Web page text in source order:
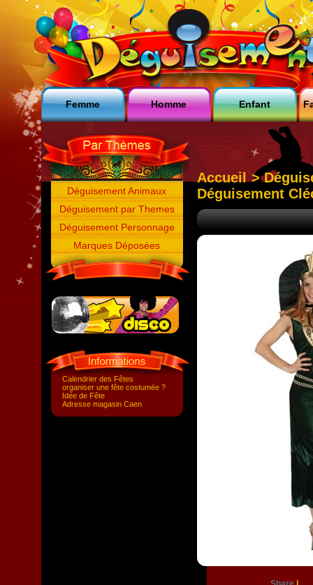
Femme Homme Enfant
Déguisement Animaux
Déguisement par Themes
Déguisement Personnage
Marques Déposées
Calendrier des Fêtes
organiser une fête costumée ?
Idée de Fête
Adresse magasin Caen
Accueil >
Déguisement